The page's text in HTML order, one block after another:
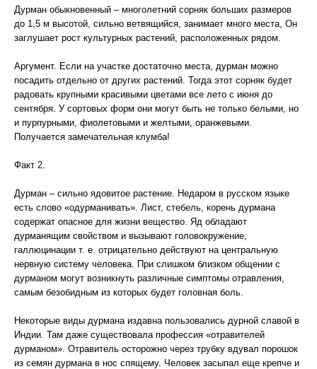
Дурман обыкновенный – многолетний сорняк больших размеров
до 1,5 м высотой, сильно ветвящийся, занимает много места, Он
заглушает рост культурных растений, расположенных рядом.
Аргумент. Если на участке достаточно места, дурман можно
посадить отдельно от других растений. Тогда этот сорняк будет
радовать крупными красивыми цветами все лето с июня до
сентября. У сортовых форм они могут быть не только белыми, но
и пурпурными, фиолетовыми и желтыми, оранжевыми.
Получается замечательная клумба!
Факт 2.
Дурман – сильно ядовитое растение. Недаром в русском языке
есть слово «одурманивать». Лист, стебель, корень дурмана
содержат опасное для жизни вещество. Яд обладают
дурманящим свойством и вызывают головокружение,
галлюцинации т. е. отрицательно действуют на центральную
нервную систему человека. При слишком близком общении с
дурманом могут возникнуть различные симптомы отравления,
самым безобидным из которых будет головная боль.
Некоторые виды дурмана издавна пользовались дурной славой в
Индии. Там даже существовала профессия «отравителей
дурманом». Отравитель осторожно через трубку вдувал порошок
из семян дурмана в нос спящему. Человек засыпал еще крепче и